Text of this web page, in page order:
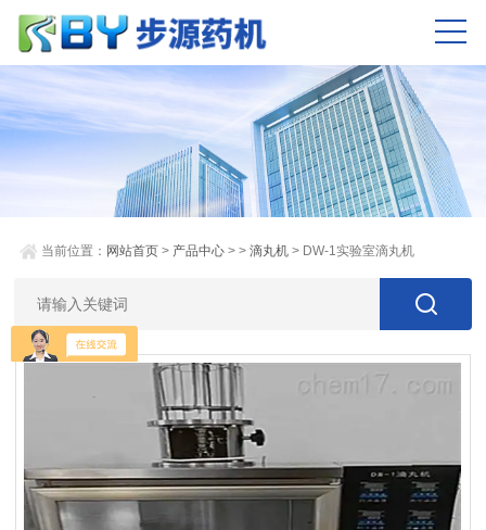
当前位置： 网站首页 > 产品中心 > >滴丸机 > DW-1实验室滴丸机